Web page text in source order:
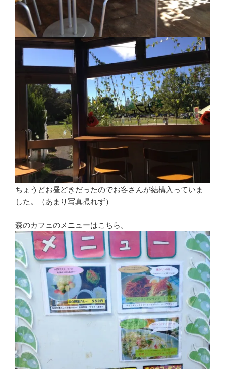
ちょうどお昼どきだったのでお客さんが結構入っていま
した。（あまり写真撮れず）
森のカフェのメニューはこちら。